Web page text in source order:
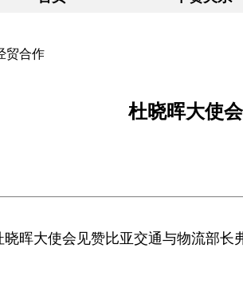
贸合作
杜晓晖大使
晓晖大使会见赞比亚交通与物流部长